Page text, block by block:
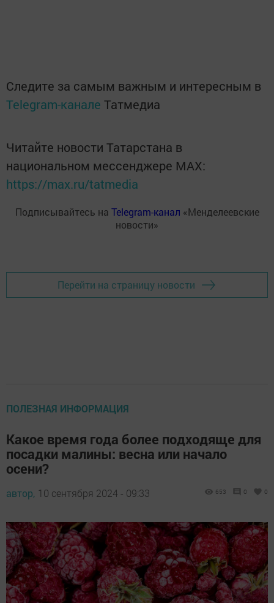
Следите за самым важным и интересным в
Telegram-канале Татмедиа
Читайте новости Татарстана в
национальном мессенджере MАХ:
https://max.ru/tatmedia
Подписывайтесь на Telegram-канал «Менделеевские
новости»
Перейти на страницу новости
ПОЛЕЗНАЯ ИНФОРМАЦИЯ
Какое время года более подходяще для
посадки малины: весна или начало
осени?
автор, 10 сентября 2024 - 09:33 653 0 0